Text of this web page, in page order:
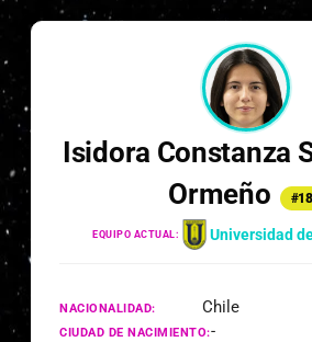
Isidora Constanza
Ormeño
#18
EQUIPO ACTUAL: Universidad
NACIONALIDAD: Chile
CIUDAD DE NACIMIENTO:-